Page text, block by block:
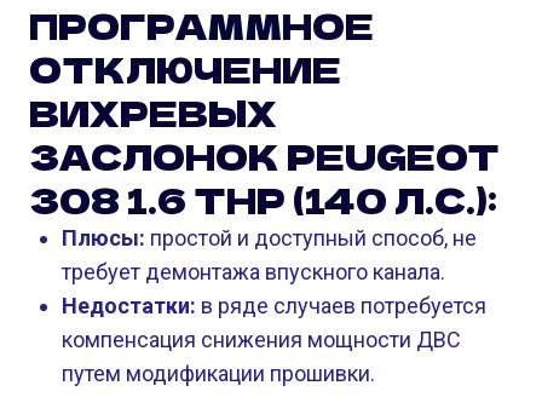
ПРОГРАММНОЕ
ОТКЛЮЧЕНИЕ
ВИХРЕВЫХ
ЗАСЛОНОК PEUGEOT
308 1.6 THP (140 Л.С.):
Плюсы: простой и доступный способ, не
требует демонтажа впускного канала.
Недостатки: в ряде случаев потребуется
компенсация снижения мощности ДВС
путем модификации прошивки.